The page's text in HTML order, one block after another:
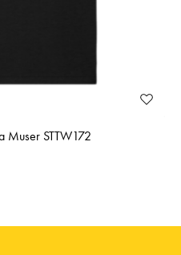
Muser STTW172